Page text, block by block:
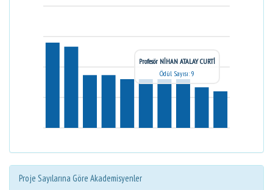
Profesör NİHAN ATALAY CURTİ
Ödül Sayısı: 9
Proje Sayılarına Göre Akademisyenler